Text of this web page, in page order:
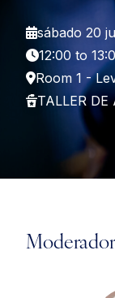
sábado 20
12:00 to
Room 1 -
TALLER